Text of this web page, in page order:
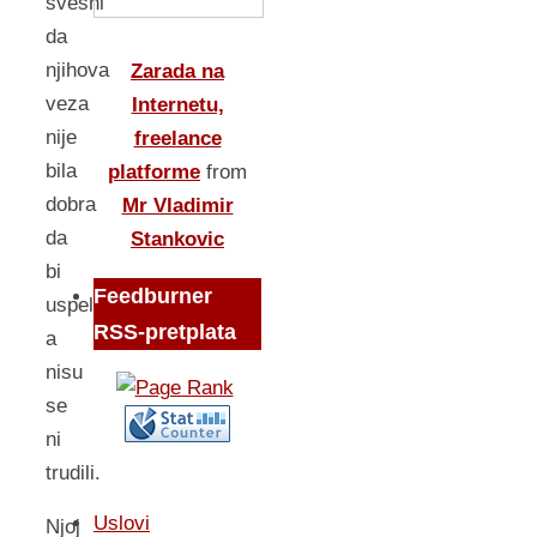
da
njihova
veza
nije
bila
dobra
da
bi
uspela,
a
nisu
se
ni
trudili.
Njoj
Zarada na
Internetu,
freelance
platforme from
Mr Vladimir
Stankovic
Feedburner
RSS-pretplata
Uslovi